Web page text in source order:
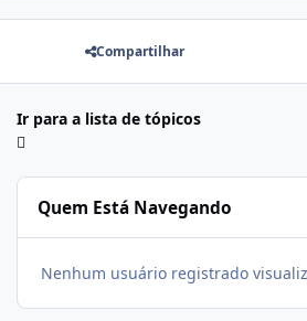
Compartilhar
Ir para a lista de tópicos
Quem Está Navegando
Nenhum usuário registrado